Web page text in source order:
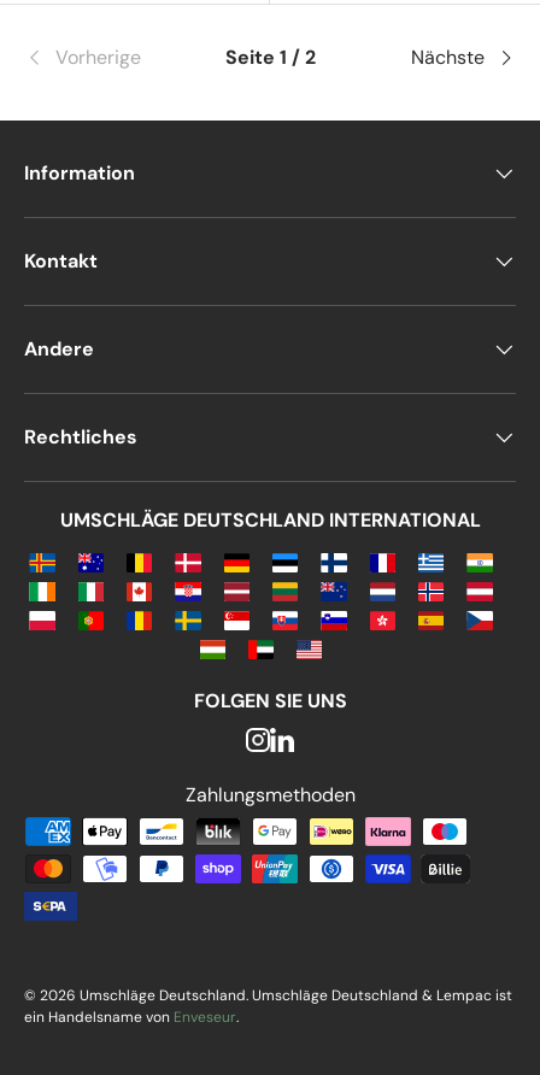
Vorherige Seite 1 / 2 Nächste
Information
Kontakt
Andere
Rechtliches
UMSCHLÄGE DEUTSCHLAND INTERNATIONAL
FOLGEN SIE UNS
Zahlungsmethoden
Zahlungsmethoden
© 2026 Umschläge Deutschland. Umschläge Deutschland & Lempac ist
ein Handelsname von Enveseur.